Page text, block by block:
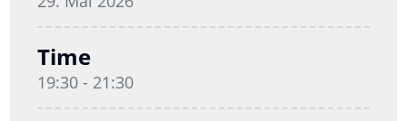
Time
19:30 - 21:30